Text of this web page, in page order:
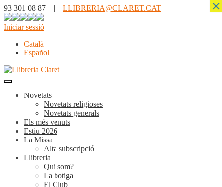
93 301 08 87 | LLIBRERIA@CLARET.CAT
Iniciar sessió
Català
Español
Novetats
Novetats religioses
Novetats generals
Els més venuts
Estiu 2026
La Missa
Alta subscripció
Llibreria
Qui som?
La botiga
El Club
×